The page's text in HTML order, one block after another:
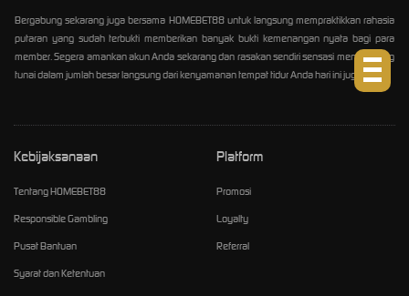
Bergabung sekarang juga bersama HOMEBET88 untuk langsung mempraktikkan rahasia
putaran yang sudah terbukti memberikan banyak bukti kemenangan nyata bagi para
member. Segera amankan akun Anda sekarang dan rasakan sendiri sensasi menarik uang
tunai dalam jumlah besar langsung dari kenyamanan tempat tidur Anda hari ini juga.
Kebijaksanaan
Tentang HOMEBET88
Responsible Gambling
Pusat Bantuan
Syarat dan Ketentuan
Platform
Promosi
Loyalty
Referral